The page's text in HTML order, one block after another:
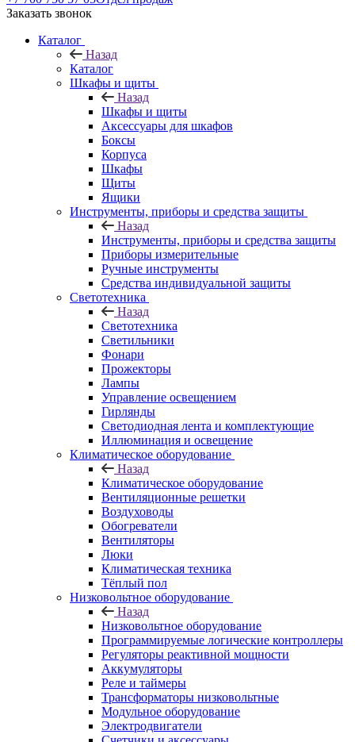
Заказать звонок
Каталог
Назад
Каталог
Шкафы и щиты
Назад
Шкафы и щиты
Аксессуары для шкафов
Боксы
Корпуса
Шкафы
Щиты
Ящики
Инструменты, приборы и средства защиты
Назад
Инструменты, приборы и средства защиты
Приборы измерительные
Ручные инструменты
Средства индивидуальной защиты
Светотехника
Назад
Светотехника
Светильники
Фонари
Прожекторы
Лампы
Управление освещением
Гирлянды
Светодиодная лента и комплектующие
Иллюминация и освещение
Климатическое оборудование
Назад
Климатическое оборудование
Вентиляционные решетки
Воздуховоды
Обогреватели
Вентиляторы
Люки
Климатическая техника
Тёплый пол
Низковольтное оборудование
Назад
Низковольтное оборудование
Программируемые логические контроллеры
Регуляторы реактивной мощности
Аккумуляторы
Реле и таймеры
Трансформаторы низковольтные
Модульное оборудование
Электродвигатели